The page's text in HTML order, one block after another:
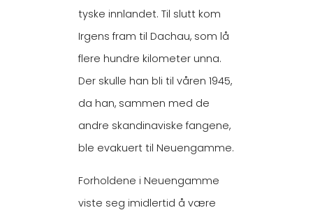
tyske innlandet. Til slutt kom
Irgens fram til Dachau, som lå
flere hundre kilometer unna.
Der skulle han bli til våren 1945,
da han, sammen med de
andre skandinaviske fangene,
ble evakuert til Neuengamme.
Forholdene i Neuengamme
viste seg imidlertid å være